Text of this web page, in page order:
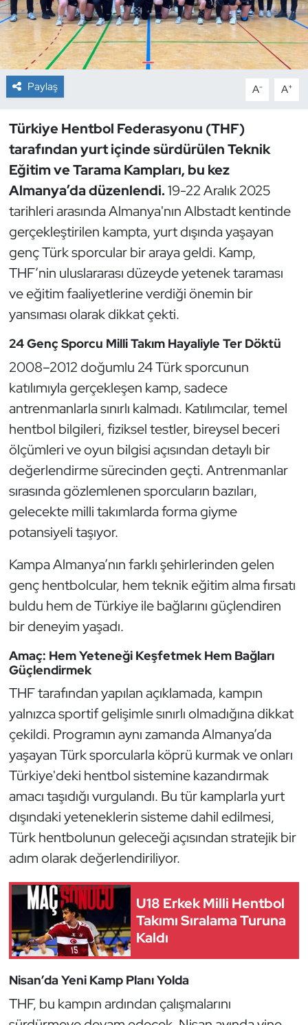
Paylaş A- A+
Türkiye Hentbol Federasyonu (THF)
tarafından yurt içinde sürdürülen Teknik
Eğitim ve Tarama Kampları, bu kez
Almanya’da düzenlendi.19-22 Aralık 2025
tarihleri arasında Almanya'nın Albstadt kentinde
gerçekleştirilen kampta, yurt dışında yaşayan
genç Türk sporcular bir araya geldi. Kamp,
THF’nin uluslararası düzeyde yetenek taraması
ve eğitim faaliyetlerine verdiği önemin bir
yansıması olarak dikkat çekti.
24 Genç Sporcu Milli Takım Hayaliyle Ter Döktü
2008–2012 doğumlu 24 Türk sporcunun
katılımıyla gerçekleşen kamp, sadece
antrenmanlarla sınırlı kalmadı. Katılımcılar, temel
hentbol bilgileri, fiziksel testler, bireysel beceri
ölçümleri ve oyun bilgisi açısından detaylı bir
değerlendirme sürecinden geçti. Antrenmanlar
sırasında gözlemlenen sporcuların bazıları,
gelecekte milli takımlarda forma giyme
potansiyeli taşıyor.
Kampa Almanya’nın farklı şehirlerinden gelen
genç hentbolcular, hem teknik eğitim alma fırsatı
buldu hem de Türkiye ile bağlarını güçlendiren
bir deneyim yaşadı.
Amaç: Hem Yeteneği Keşfetmek Hem Bağları
Güçlendirmek
THF tarafından yapılan açıklamada, kampın
yalnızca sportif gelişimle sınırlı olmadığına dikkat
çekildi. Programın aynı zamanda Almanya’da
yaşayan Türk sporcularla köprü kurmak ve onları
Türkiye'deki hentbol sistemine kazandırmak
amacı taşıdığı vurgulandı. Bu tür kamplarla yurt
dışındaki yeteneklerin sisteme dahil edilmesi,
Türk hentbolunun geleceği açısından stratejik bir
adım olarak değerlendiriliyor.
U18 Erkek Milli Hentbol
Takımı Sıralama Turuna
Kaldı
Nisan’da Yeni Kamp Planı Yolda
THF, bu kampın ardından çalışmalarını
Cimnastik
Curling
Dağcılık
Dans Sporları
Dövüş Sanatı
E-Spor
Eskrim
Futbol
Futsal
Genel
Golf
Güreş
Halter
Hava Sporları
Hentbol
Judo ve Kuraş
Kano ve Rafting
Karate
Kayak
Kempo
Kick Boks
Kürek
Masa Tenisi
Modern Pentatlon
Motor Sporları
Muay Thai
Okçuluk
Optimist